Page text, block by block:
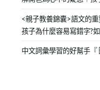
<親子教養錦囊>語文的重
孩子為什麼容易寫錯字?
中文詞彙學習的好幫手『